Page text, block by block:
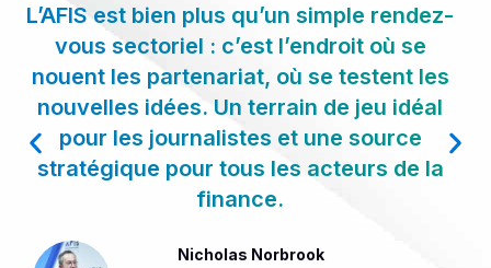
L’AFIS est bien plus qu’un simple rendez-
vous sectoriel : c’est l’endroit où se
nouent les partenariat, où se testent les
nouvelles idées. Un terrain de jeu idéal
pour les journalistes et une source
stratégique pour tous les acteurs de la
finance.
Nicholas Norbrook